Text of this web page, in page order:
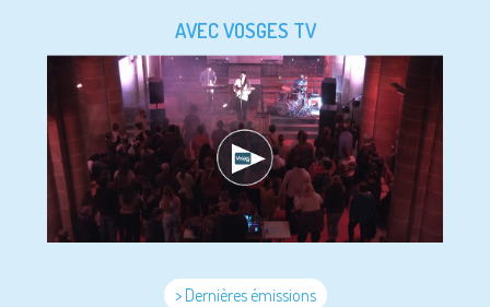
AVEC VOSGES TV
> Dernières émissions